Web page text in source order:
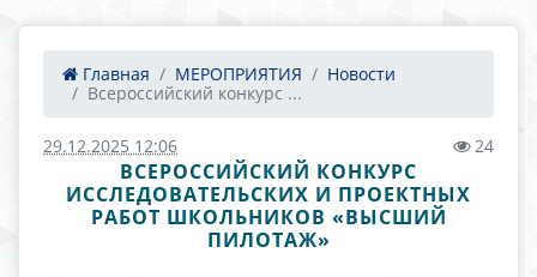
Главная МЕРОПРИЯТИЯ
Новости
Всероссийский конкурс ...
29.12.2025 12:06 24
ВСЕРОССИЙСКИЙ КОНКУРС
ИССЛЕДОВАТЕЛЬСКИХ И ПРОЕКТНЫХ
РАБОТ ШКОЛЬНИКОВ «ВЫСШИЙ
ПИЛОТАЖ»